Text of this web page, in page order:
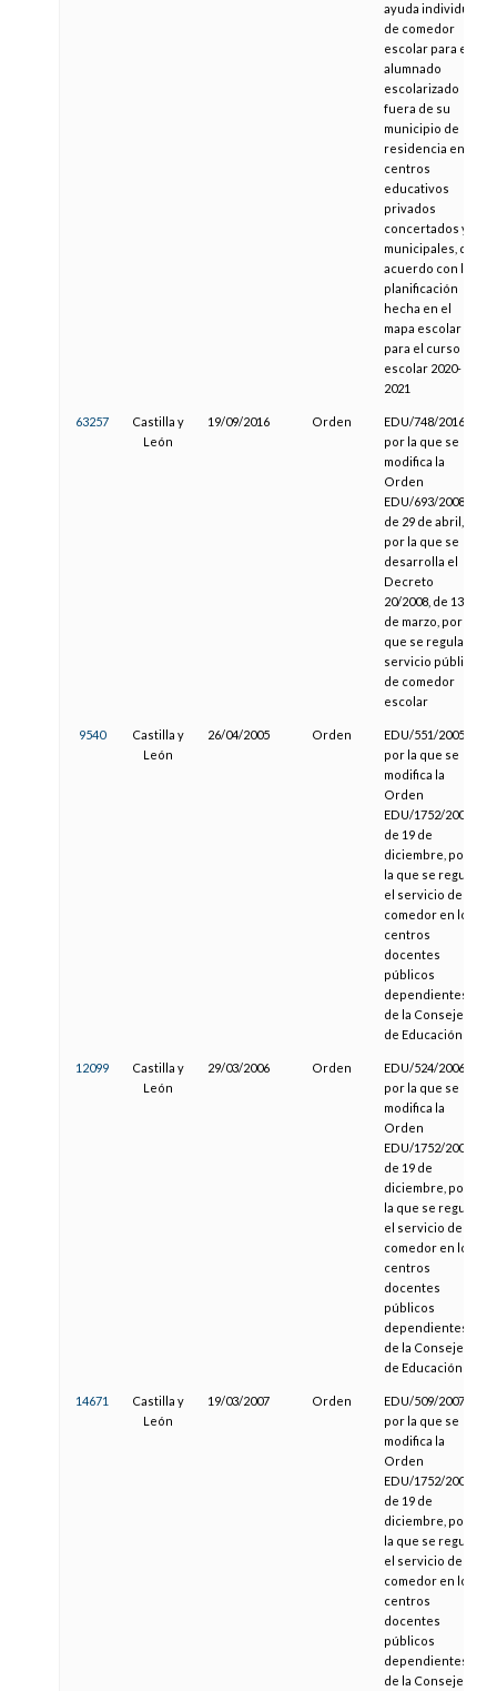
ayuda individual
de comedor
escolar para el
alumnado
escolarizado
fuera de su
municipio de
residencia en
centros
educativos
privados
concertados y
municipales, de
acuerdo con la
planificación
hecha en el
mapa escolar
para el curso
escolar 2020-
2021
63257
Castilla y
León
19/09/2016 Orden
EDU/748/2016,
por la que se
modifica la
Orden
EDU/693/2008,
de 29 de abril,
por la que se
desarrolla el
Decreto
20/2008, de 13
de marzo, por el
que se regula el
servicio público
de comedor
escolar
9540
Castilla y
León
26/04/2005 Orden
EDU/551/2005,
por la que se
modifica la
Orden
EDU/1752/2003,
de 19 de
diciembre, por
la que se regula
el servicio de
comedor en los
centros
docentes
públicos
dependientes
de la Consejería
de Educación
12099
Castilla y
León
29/03/2006 Orden
EDU/524/2006,
por la que se
modifica la
Orden
EDU/1752/2003,
de 19 de
diciembre, por
la que se regula
el servicio de
comedor en los
centros
docentes
públicos
dependientes
de la Consejería
de Educación
14671
Castilla y
León
19/03/2007 Orden
EDU/509/2007,
por la que se
modifica la
Orden
EDU/1752/2003,
de 19 de
diciembre, por
la que se regula
el servicio de
comedor en los
centros
docentes
públicos
dependientes
de la Consejería